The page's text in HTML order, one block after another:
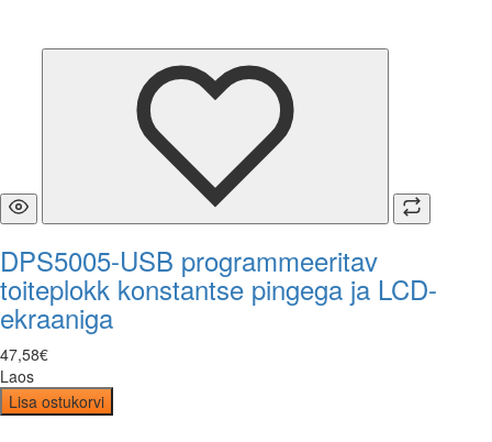
DPS5005-USB programmeeritav
toiteplokk konstantse pingega ja LCD-
ekraaniga
47,58€
Laos
Lisa ostukorvi